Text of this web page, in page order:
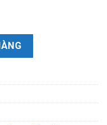
số lượng